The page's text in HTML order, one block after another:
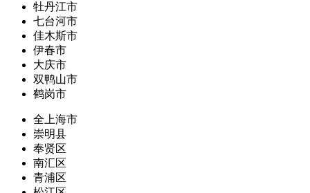
牡丹江市
七台河市
佳木斯市
伊春市
大庆市
双鸭山市
鹤岗市
全上海市
崇明县
奉贤区
南汇区
青浦区